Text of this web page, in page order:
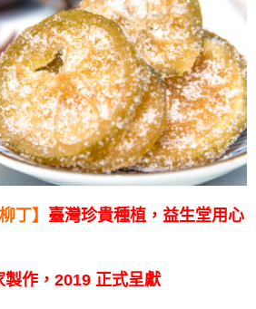
丁】 臺灣珍貴種植，益生堂用心
作，2019 正式呈獻